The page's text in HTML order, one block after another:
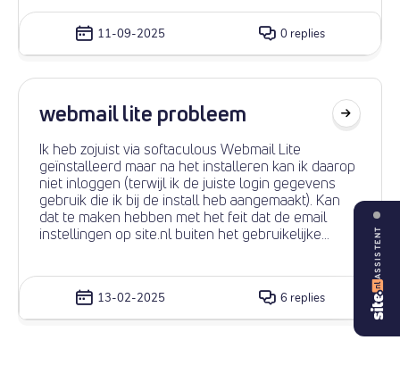
them of the time this error occurred, and the
actions you performed just before this error. More
information about this error may be available in the
11-09-2025 0 replies
webmail lite probleem
Ik heb zojuist via softaculous Webmail Lite
geïnstalleerd maar na het installeren kan ik daarop
niet inloggen (terwijl ik de juiste login gegevens
gebruik die ik bij de install heb aangemaakt). Kan
dat te maken hebben met het feit dat de email
instellingen op site.nl buiten het gebruikelijke
functioneerde.
13-02-2025 6 replies
ASSISTENT